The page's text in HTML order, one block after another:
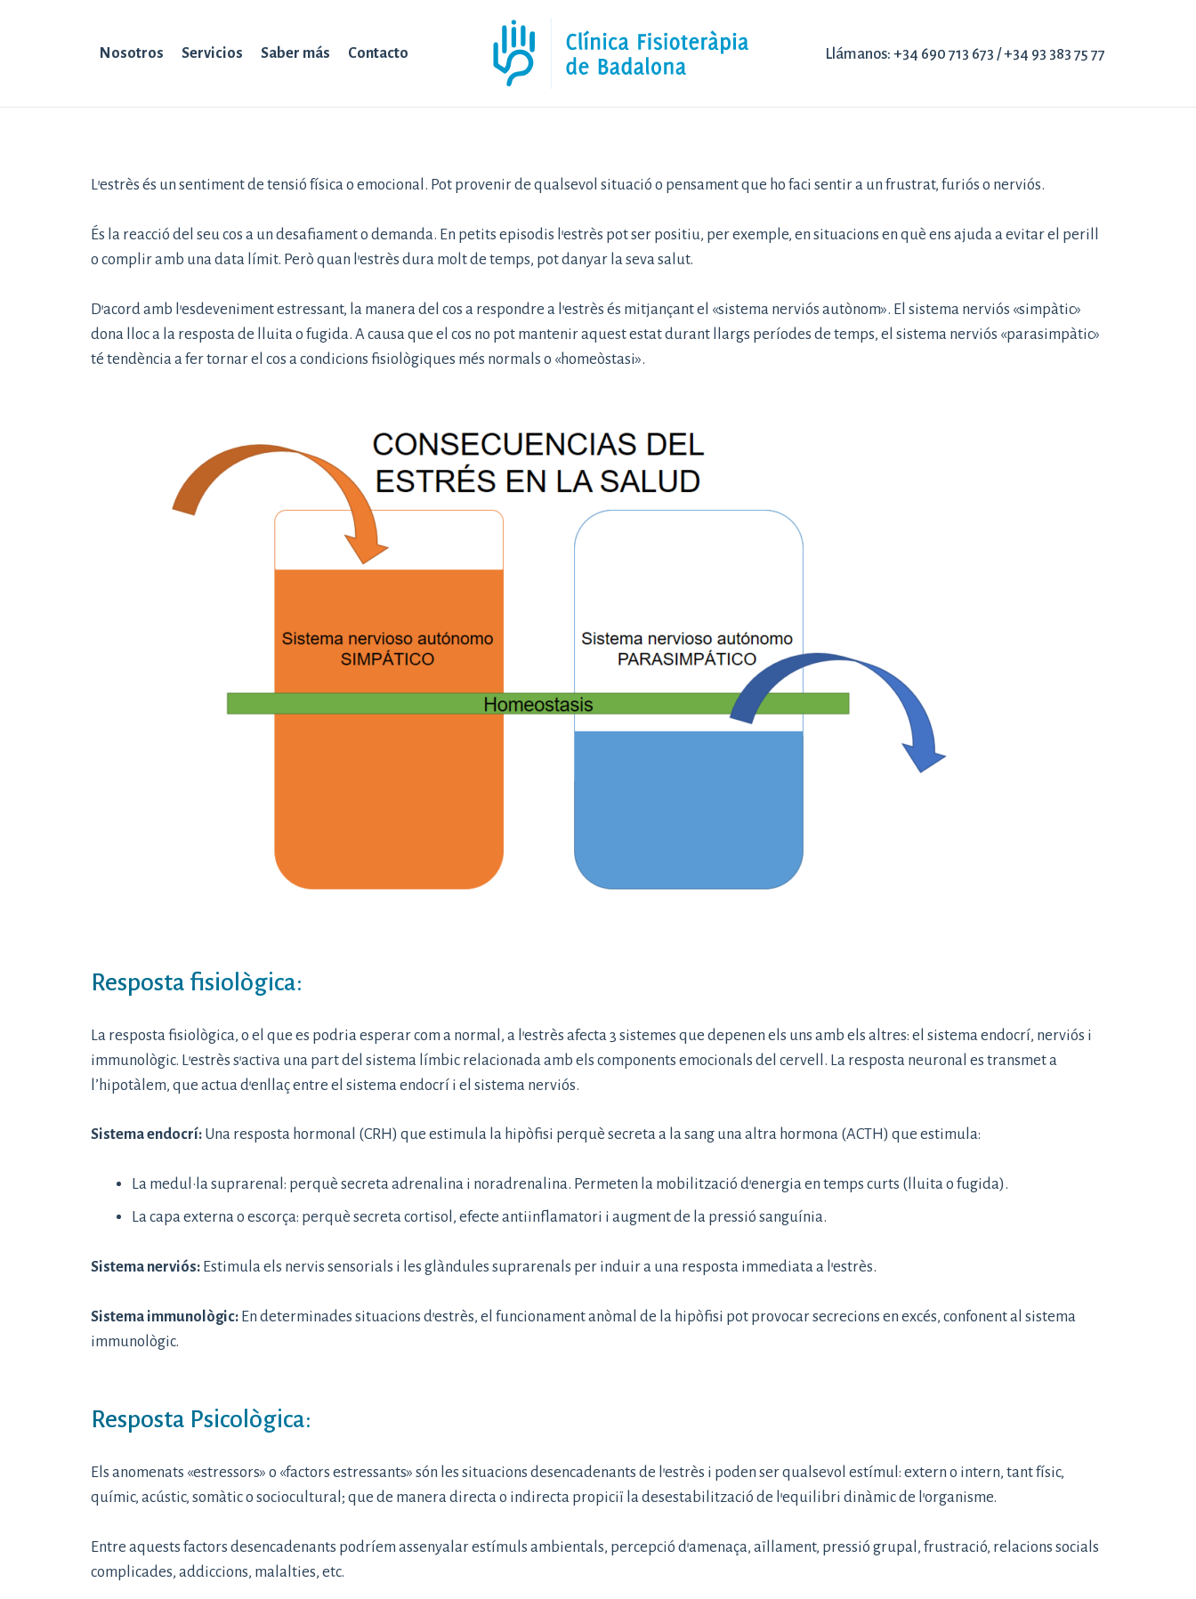
Nosotros Servicios Saber más Contacto Llámanos: +34 690 713 673 /+34 93 383 75 77
L’estrès és un sentiment de tensió física o emocional. Pot provenir de qualsevol situació o pensament que ho faci sentir a un frustrat, furiós o nerviós.
És la reacció del seu cos a un desafiament o demanda. En petits episodis l’estrès pot ser positiu, per exemple, en situacions en què ens ajuda a evitar el perill
o complir amb una data límit. Però quan l’estrès dura molt de temps, pot danyar la seva salut.
D’acord amb l’esdeveniment estressant, la manera del cos a respondre a l’estrès és mitjançant el «sistema nerviós autònom». El sistema nerviós «simpàtic»
dona lloc a la resposta de lluita o fugida. A causa que el cos no pot mantenir aquest estat durant llargs períodes de temps, el sistema nerviós «parasimpàtic»
té tendència a fer tornar el cos a condicions fisiològiques més normals o «homeòstasi».
Resposta fisiològica:
La resposta fisiològica, o el que es podria esperar com a normal, a l’estrès afecta 3 sistemes que depenen els uns amb els altres: el sistema endocrí, nerviós i
immunològic. L’estrès s’activa una part del sistema límbic relacionada amb els components emocionals del cervell. La resposta neuronal es transmet a
l’hipotàlem, que actua d’enllaç entre el sistema endocrí i el sistema nerviós.
Sistema endocrí: Una resposta hormonal (CRH) que estimula la hipòfisi perquè secreta a la sang una altra hormona (ACTH) que estimula:
La medul·la suprarenal: perquè secreta adrenalina i noradrenalina. Permeten la mobilització d’energia en temps curts (lluita o fugida).
La capa externa o escorça: perquè secreta cortisol, efecte antiinflamatori i augment de la pressió sanguínia.
Sistema nerviós: Estimula els nervis sensorials i les glàndules suprarenals per induir a una resposta immediata a l’estrès.
Sistema immunològic: En determinades situacions d’estrès, el funcionament anòmal de la hipòfisi pot provocar secrecions en excés, confonent al sistema
immunològic.
Resposta Psicològica:
Els anomenats «estressors» o «factors estressants» són les situacions desencadenants de l’estrès i poden ser qualsevol estímul: extern o intern, tant físic,
químic, acústic, somàtic o sociocultural; que de manera directa o indirecta propiciï la desestabilització de l’equilibri dinàmic de l’organisme.
Entre aquests factors desencadenants podríem assenyalar estímuls ambientals, percepció d’amenaça, aïllament, pressió grupal, frustració, relacions socials
complicades, addiccions, malalties, etc.